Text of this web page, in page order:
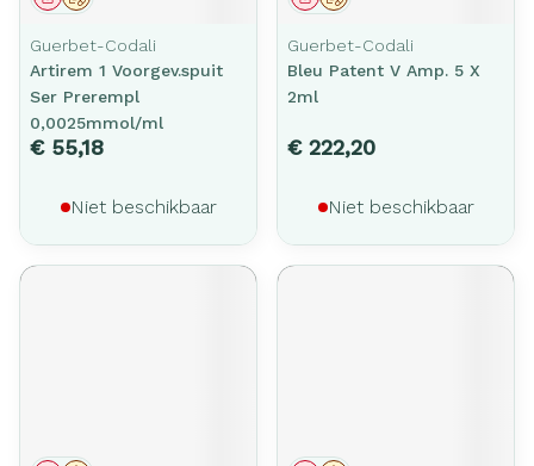
Guerbet-Codali
Artirem 1 Voorgev.spuit
Ser Prerempl
0,0025mmol/ml
€ 55,18
Niet beschikbaar
Guerbet-Codali
Bleu Patent V Amp. 5 X
2ml
€ 222,20
Niet beschikbaar